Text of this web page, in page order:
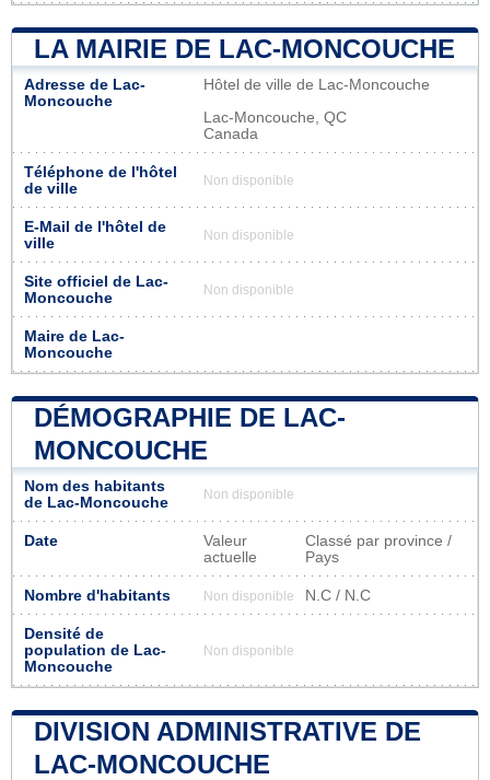
LA MAIRIE DE LAC-MONCOUCHE
Adresse de Lac-
Moncouche
Hôtel de ville de Lac-Moncouche
Lac-Moncouche, QC
Canada
Téléphone de l'hôtel
de ville
Non disponible
E-Mail de l'hôtel de
ville
Non disponible
Site officiel de Lac-
Moncouche
Non disponible
Maire de Lac-
Moncouche
DÉMOGRAPHIE DE LAC-
MONCOUCHE
Nom des habitants
de Lac-Moncouche
Non disponible
Date
Valeur
actuelle
Classé par province /
Pays
Nombre d'habitants Non disponible N.C / N.C
Densité de
population de Lac-
Moncouche
Non disponible
DIVISION ADMINISTRATIVE DE
LAC-MONCOUCHE